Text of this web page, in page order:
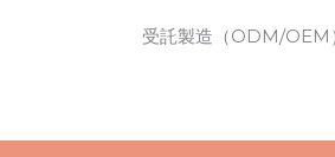
受託製造（ODM/OEM